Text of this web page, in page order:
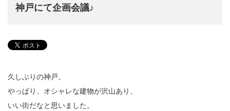
神戸にて企画会議♪
久しぶりの神戸。
やっぱり、オシャレな建物が沢山あり、
いい街だなと思いました。